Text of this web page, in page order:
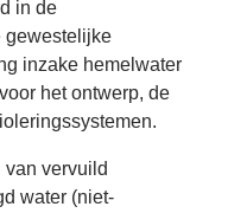
in de
gewestelijke
inzake hemelwater
het ontwerp, de
vervuild
water (niet-